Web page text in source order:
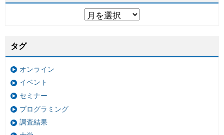
タグ
オンライン
イベント
セミナー
プログラミング
調査結果